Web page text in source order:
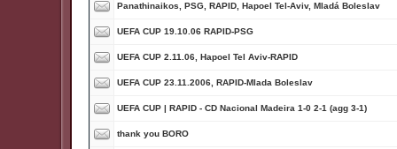
Panathinaikos, PSG, RAPID, Hapoel Tel-Aviv, Mladá Boleslav
UEFA CUP 19.10.06 RAPID-PSG
UEFA CUP 2.11.06, Hapoel Tel Aviv-RAPID
UEFA CUP 23.11.2006, RAPID-Mlada Boleslav
UEFA CUP | RAPID - CD Nacional Madeira 1-0 2-1 (agg 3-1)
thank you BORO